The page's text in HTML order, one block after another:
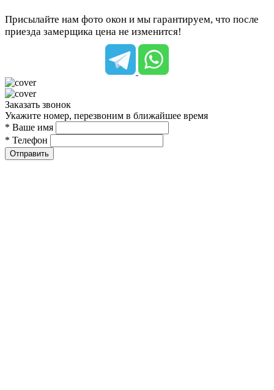
Присылайте нам фото окон и мы гарантируем, что после
приезда замерщика цена не изменится!
Заказать звонок
Укажите номер, перезвоним в ближайшее время
* Ваше имя
* Телефон
Отправить